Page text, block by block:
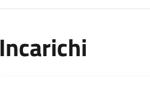
Incarichi